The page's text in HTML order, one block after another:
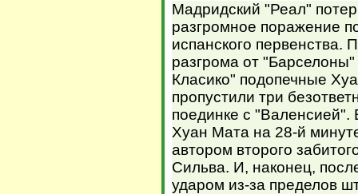
Мадридский "Реал"
разгромное поражение
испанского первенства.
разгрома от
Класико" подопечные
пропустили три
поединке с "Валенсией".
Хуан Мата на 28-й
автором второго
Сильва. И, наконец,
ударом из-за пределов